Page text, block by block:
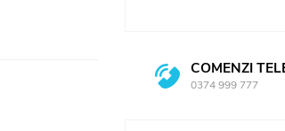
COMENZI
0374 999 777